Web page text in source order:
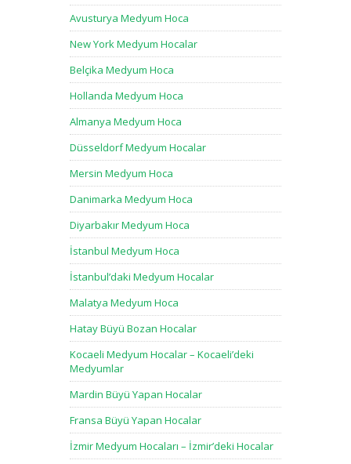
Avusturya Medyum Hoca
New York Medyum Hocalar
Belçika Medyum Hoca
Hollanda Medyum Hoca
Almanya Medyum Hoca
Düsseldorf Medyum Hocalar
Mersin Medyum Hoca
Danimarka Medyum Hoca
Diyarbakır Medyum Hoca
İstanbul Medyum Hoca
İstanbul’daki Medyum Hocalar
Malatya Medyum Hoca
Hatay Büyü Bozan Hocalar
Kocaeli Medyum Hocalar – Kocaeli’deki
Medyumlar
Mardin Büyü Yapan Hocalar
Fransa Büyü Yapan Hocalar
İzmir Medyum Hocaları – İzmir’deki Hocalar